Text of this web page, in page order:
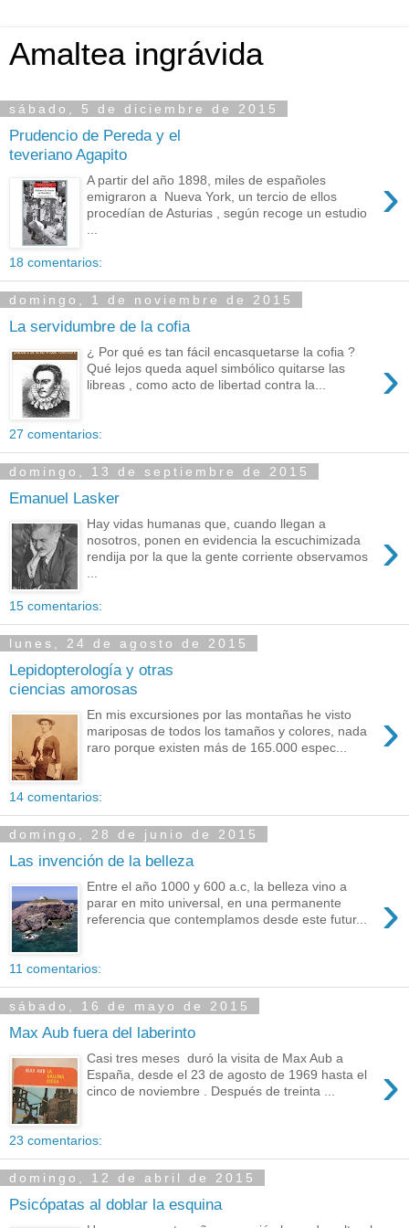
Amaltea ingrávida
sábado, 5 de diciembre de 2015
Prudencio de Pereda y el
teveriano Agapito
›
A partir del año 1898, miles de españoles
emigraron a Nueva York, un tercio de ellos
procedían de Asturias , según recoge un estudio
...
18 comentarios:
domingo, 1 de noviembre de 2015
La servidumbre de la cofia
›
¿ Por qué es tan fácil encasquetarse la cofia ?
Qué lejos queda aquel simbólico quitarse las
libreas , como acto de libertad contra la...
27 comentarios:
domingo, 13 de septiembre de 2015
Emanuel Lasker
›
Hay vidas humanas que, cuando llegan a
nosotros, ponen en evidencia la escuchimizada
rendija por la que la gente corriente observamos
...
15 comentarios:
lunes, 24 de agosto de 2015
Lepidopterología y otras
ciencias amorosas
›
En mis excursiones por las montañas he visto
mariposas de todos los tamaños y colores, nada
raro porque existen más de 165.000 espec...
14 comentarios:
domingo, 28 de junio de 2015
Las invención de la belleza
›
Entre el año 1000 y 600 a.c, la belleza vino a
parar en mito universal, en una permanente
referencia que contemplamos desde este futur...
11 comentarios:
sábado, 16 de mayo de 2015
Max Aub fuera del laberinto
›
Casi tres meses duró la visita de Max Aub a
España, desde el 23 de agosto de 1969 hasta el
cinco de noviembre . Después de treinta ...
23 comentarios:
domingo, 12 de abril de 2015
Psicópatas al doblar la esquina